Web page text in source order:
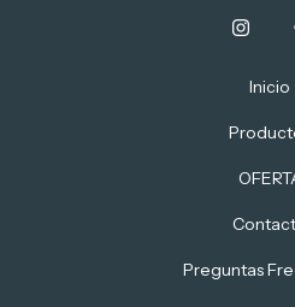
Inicio
Preguntas